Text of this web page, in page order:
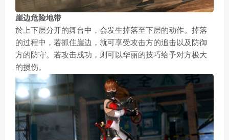
崖边危险地带
於上下层分开的舞台中，会发生掉落至下层的动作。掉落
的过程中，若抓住崖边，就可享受攻击方的追击以及防御
方的防守。若攻击成功，则可以华丽的技巧给予对方极大
的损伤。